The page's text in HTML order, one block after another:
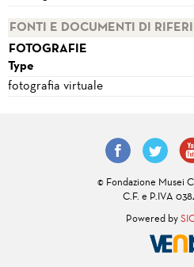
FONTI E DOCUMENTI DI
FOTOGRAFIE
Type
fotografia virtuale
© Fondazione Musei
C.F. e P.IVA
Powered by